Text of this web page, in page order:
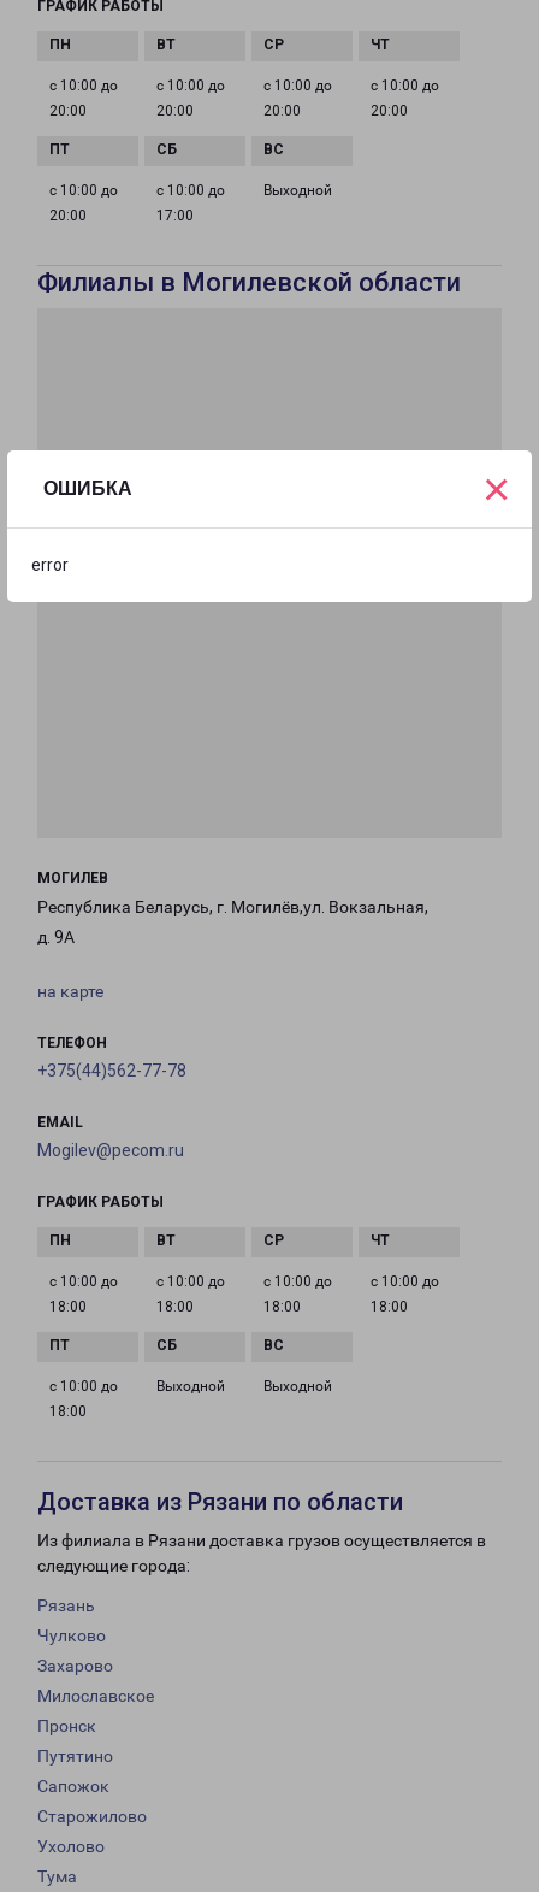
ОШИБКА
error
×
ГРАФИК РАБОТЫ
с 10:00 до
20:00
с 10:00 до
20:00
с 10:00 до
20:00
с 10:00 до
20:00
с 10:00 до
20:00
с 10:00 до
17:00
Выходной
Филиалы в Могилевской области
МОГИЛЕВ
Республика Беларусь, г. Могилёв,ул. Вокзальная,
д. 9А
на карте
ТЕЛЕФОН
+375(44)562-77-78
EMAIL
Mogilev@pecom.ru
ГРАФИК РАБОТЫ
с 10:00 до
18:00
с 10:00 до
18:00
с 10:00 до
18:00
с 10:00 до
18:00
с 10:00 до
18:00
Выходной Выходной
Доставка из Рязани по области
Из филиала в Рязани доставка грузов осуществляется в
следующие города:
Рязань
Чулково
Захарово
Милославское
Пронск
Путятино
Сапожок
Старожилово
Ухолово
Тума